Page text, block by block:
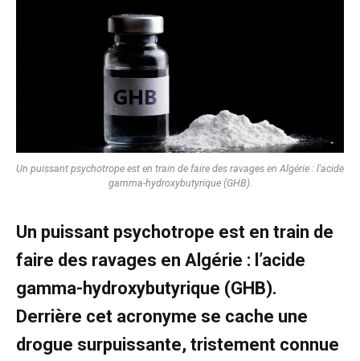
Un puissant psychotrope est en train de faire des ravages en Algérie : l'acide
gamma-hydroxybutyrique (GHB).
Un puissant psychotrope est en train de
faire des ravages en Algérie : l’acide
gamma-hydroxybutyrique (GHB).
Derrière cet acronyme se cache une
drogue surpuissante, tristement connue